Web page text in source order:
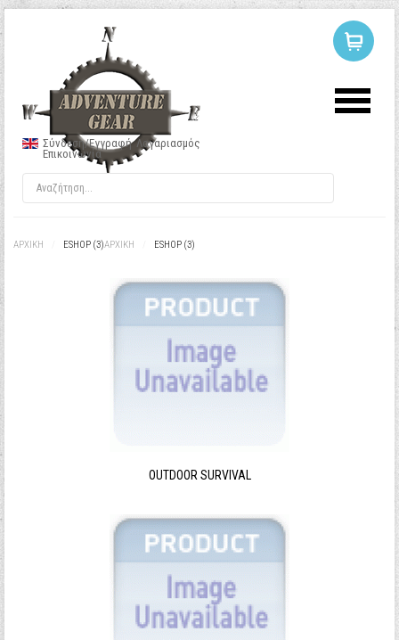
Σύνδεση/Εγγραφή Λογαριασμός
Επικοινωνία
ΑΡΧΙΚΉ ESHOP (3)ΑΡΧΙΚΉ ESHOP (3)
OUTDOOR SURVIVAL
ΣΥΝΔΕΣΗ
Κωδικός
Να με θυμάσαι